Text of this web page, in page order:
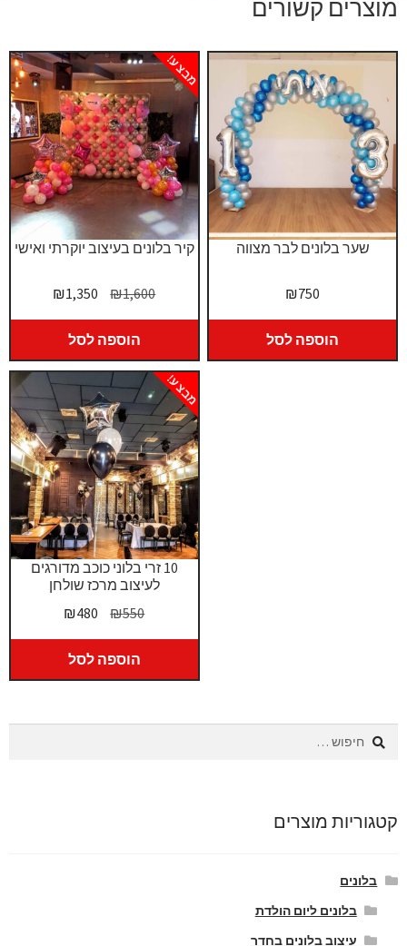
מוצרים קשורים
קיר בלונים בעיצוב יוקרתי ואישי
מבצע!
₪1,600
המחיר
היה:
₪1,600.
₪1,350
המחיר
₪1,350.
הוספה לסל
שער בלונים לבר מצווה
₪750
הוספה לסל
10 זרי בלוני כוכב מדורגים
לעיצוב מרכז שולחן
מבצע!
₪550
המחיר
היה:
₪550.
₪480
המחיר
₪480.
הוספה לסל
חיפוש:
קטגוריות מוצרים
בלונים
בלונים ליום הולדת
עיצוב בלונים בחדר